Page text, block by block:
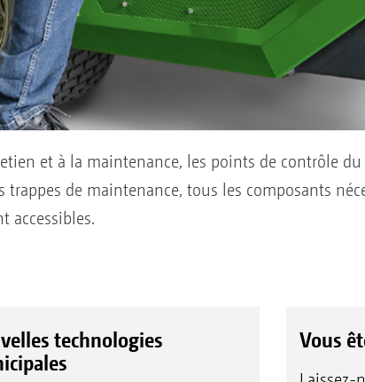
et à la maintenance, les points de contrôle
trappes de maintenance, tous les composants
accessibles.
technologies
Vous